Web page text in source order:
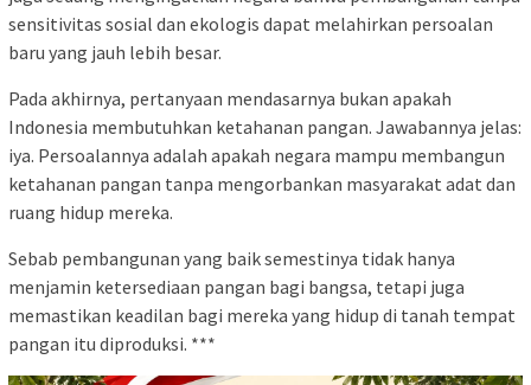
sensitivitas sosial dan ekologis dapat melahirkan persoalan
baru yang jauh lebih besar.
Pada akhirnya, pertanyaan mendasarnya bukan apakah
Indonesia membutuhkan ketahanan pangan. Jawabannya jelas:
iya. Persoalannya adalah apakah negara mampu membangun
ketahanan pangan tanpa mengorbankan masyarakat adat dan
ruang hidup mereka.
Sebab pembangunan yang baik semestinya tidak hanya
menjamin ketersediaan pangan bagi bangsa, tetapi juga
memastikan keadilan bagi mereka yang hidup di tanah tempat
pangan itu diproduksi. ***